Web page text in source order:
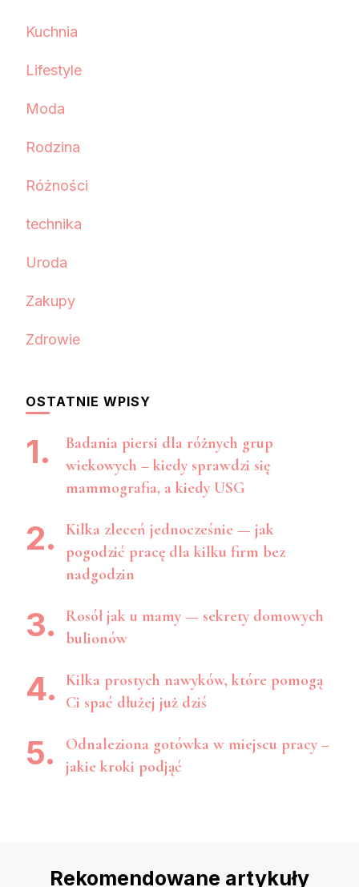
Kuchnia
Lifestyle
Moda
Rodzina
Różności
technika
Uroda
Zakupy
Zdrowie
OSTATNIE WPISY
Badania piersi dla różnych grup
wiekowych – kiedy sprawdzi się
mammografia, a kiedy USG
Kilka zleceń jednocześnie — jak
pogodzić pracę dla kilku firm bez
nadgodzin
Rosół jak u mamy — sekrety domowych
bulionów
Kilka prostych nawyków, które pomogą
Ci spać dłużej już dziś
Odnaleziona gotówka w miejscu pracy –
jakie kroki podjąć
Rekomendowane artykuły